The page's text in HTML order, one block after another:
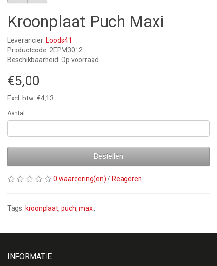
Kroonplaat Puch Maxi
Leverancier: Loods41
Productcode: 2EPM3012
Beschikbaarheid: Op voorraad
€5,00
Excl. btw: €4,13
Aantal
Bestellen
0 waardering(en) / Reageren
Tags: kroonplaat, puch, maxi,
INFORMATIE